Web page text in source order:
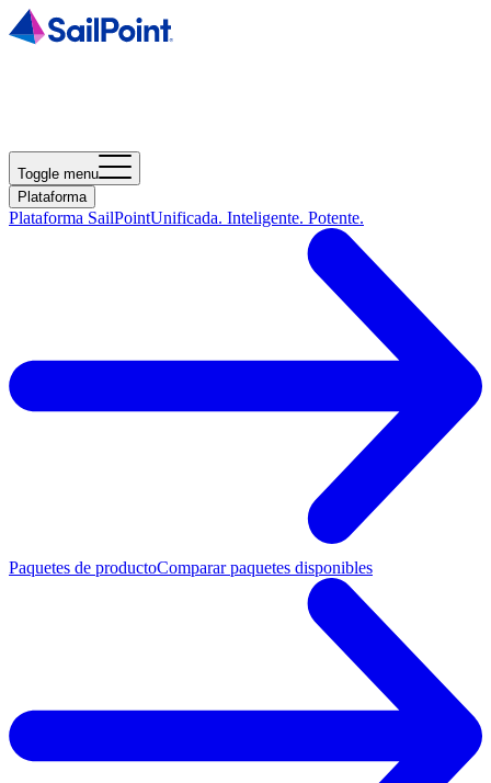
Toggle menu
Plataforma
Plataforma SailPointUnificada. Inteligente. Potente.
Paquetes de productoComparar paquetes disponibles